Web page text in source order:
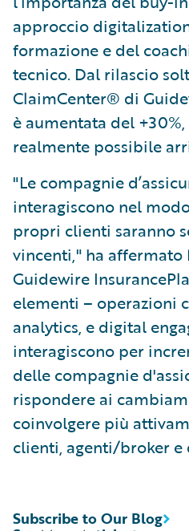
approccio
formazione e del
tecnico. Dal rilascio
ClaimCenter® di
è aumentata del
realmente possibile
"Le compagnie
interagiscono nel
propri clienti saranno
vincenti," ha affermato
Guidewire
elementi – operazioni
analytics, e digital
interagiscono per
delle compagnie
rispondere ai
coinvolgere più
clienti, agenti/broker
Subscribe to Our Blog